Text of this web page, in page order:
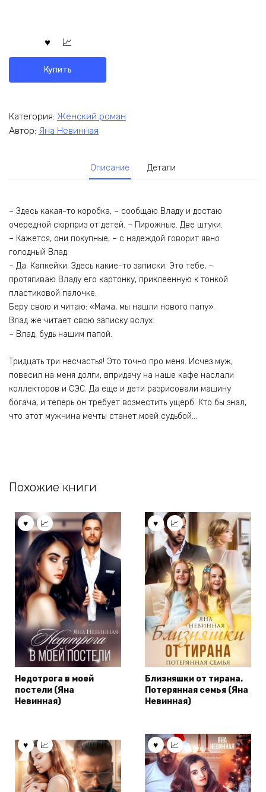
Купить
Категория: Женский роман
Автор: Яна Невинная
Описание Детали
– Здесь какая-то коробка, – сообщаю Владу и достаю
очередной сюрприз от детей. – Пирожные. Две штуки.
– Кажется, они покупные, – с надеждой говорит явно
голодный Влад.
– Да. Капкейки. Здесь какие-то записки. Это тебе, –
протягиваю Владу его картонку, приклеенную к тонкой
пластиковой палочке.
Беру свою и читаю: «Мама, мы нашли нового папу».
Влад же читает свою записку вслух:
– Влад, будь нашим папой.
Тридцать три несчастья! Это точно про меня. Исчез муж,
повесил на меня долги, впридачу на наше кафе наслали
коллекторов и СЭС. Да еще и дети разрисовали машину
богача, и теперь он требует возместить ущерб. Кто бы знал,
что этот мужчина мечты станет моей судьбой…
Похожие книги
Недотрога в моей
постели (Яна
Невинная)
Близняшки от тирана.
Потерянная семья (Яна
Невинная)